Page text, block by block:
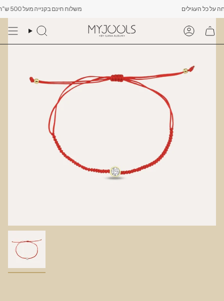
to
Search
Account
משלוח חינם בקנייה מעל 500 ש"ח -------- רק עד יום שישי הקרוב לפחות 10% הנחה על כל העגילים